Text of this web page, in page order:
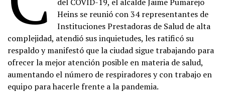
Heins se reunió con 34 representantes de
Instituciones Prestadoras de Salud de alta
complejidad, atendió sus inquietudes, les ratificó su
respaldo y manifestó que la ciudad sigue trabajando para
ofrecer la mejor atención posible en materia de salud,
aumentando el número de respiradores y con trabajo en
equipo para hacerle frente a la pandemia.